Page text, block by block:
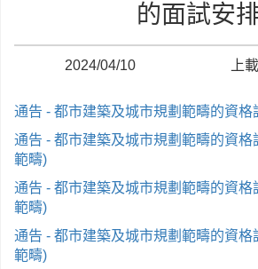
的面試安
2024/04/10 上
通告 - 都市建築及城市規劃範疇的資格
通告 - 都市建築及城市規劃範疇的資格
範疇)
通告 - 都市建築及城市規劃範疇的資格
範疇)
通告 - 都市建築及城市規劃範疇的資格
範疇)